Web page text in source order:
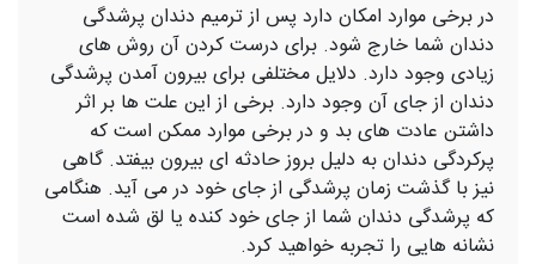
در برخی موارد امکان دارد پس از ترمیم دندان پرشدگی
دندان شما خارج شود. برای درست کردن آن روش های
زیادی وجود دارد. دلایل مختلفی برای بیرون آمدن پرشدگی
دندان از جای آن وجود دارد. برخی از این علت ها بر اثر
داشتن عادت های بد و در برخی موارد ممکن است که
پرکردگی دندان به دلیل بروز حادثه ای بیرون بیفتد. گاهی
نیز با گذشت زمان پرشدگی از جای خود در می آید. هنگامی
که پرشدگی دندان شما از جای خود کنده یا لق شده است
نشانه هایی را تجربه خواهید کرد.